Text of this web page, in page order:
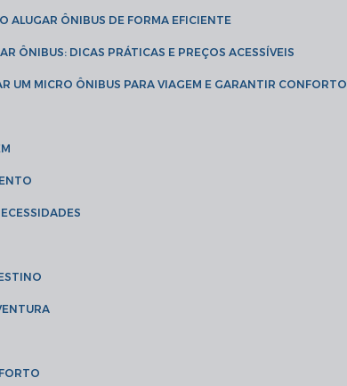
ALUGAR ÔNIBUS DE FORMA EFICIENTE
ÔNIBUS: DICAS PRÁTICAS E PREÇOS ACESSÍVEIS
UM MICRO ÔNIBUS PARA VIAGEM E GARANTIR CONFORTO